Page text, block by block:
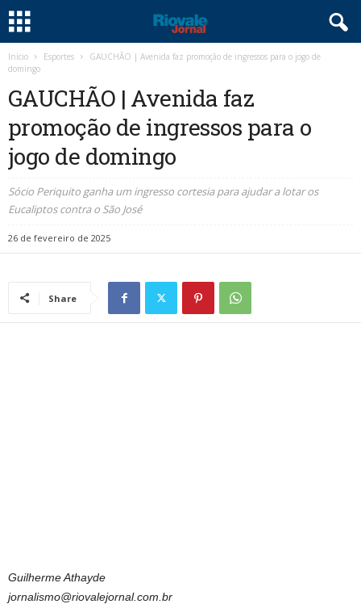
Início Esportes
GAUCHÃO | Avenida faz promoção de ingressos para o jogo de
domingo
GAUCHÃO | Avenida faz
promoção de ingressos para o
jogo de domingo
Sócio Periquito ganha um ingresso cortesia para ajudar a lotar os
Eucaliptos contra o São José
26 de fevereiro de 2025
Share
Guilherme Athayde
jornalismo@riovalejornal.com.br